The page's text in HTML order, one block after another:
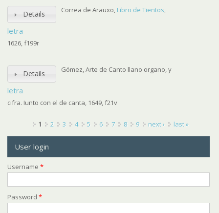
Details
letra
Correa de Arauxo, Libro de Tientos,
1626, f199r
Details
letra
Gómez, Arte de Canto llano organo, y
cifra. Iunto con el de canta, 1649, f21v
1 2 3 4 5 6 7 8 9 next › last »
User login
Username *
Password *